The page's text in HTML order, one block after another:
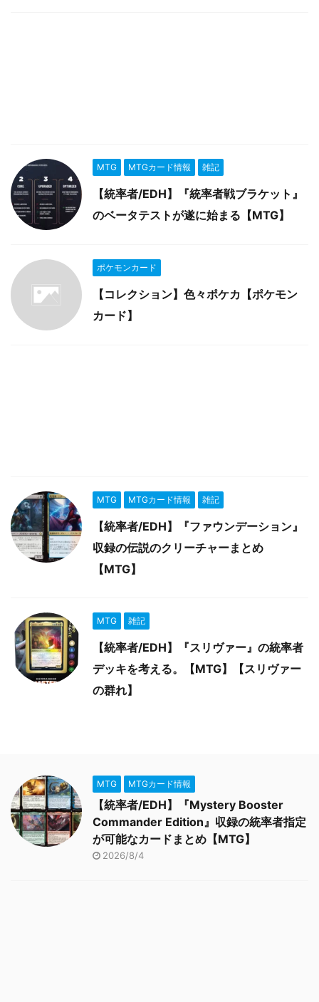
MTG MTGカード情報 雑記
【統率者/EDH】『統率者戦ブラケット』
のベータテストが遂に始まる【MTG】
ポケモンカード
【コレクション】色々ポケカ【ポケモン
カード】
MTG MTGカード情報 雑記
【統率者/EDH】『ファウンデーション』
収録の伝説のクリーチャーまとめ
【MTG】
MTG 雑記
【統率者/EDH】『スリヴァー』の統率者
デッキを考える。【MTG】【スリヴァー
の群れ】
MTG MTGカード情報
【統率者/EDH】『Mystery Booster
Commander Edition』収録の統率者指定
が可能なカードまとめ【MTG】
2026/8/4